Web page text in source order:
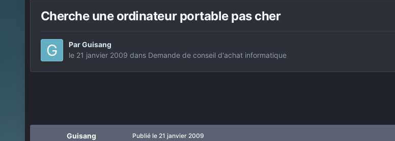
Cherche une ordinateur portable pas cher
ParGuisang
le 21 janvier 2009 dans Demande de conseil d'achat informatique
Guisang Publié le 21 janvier 2009